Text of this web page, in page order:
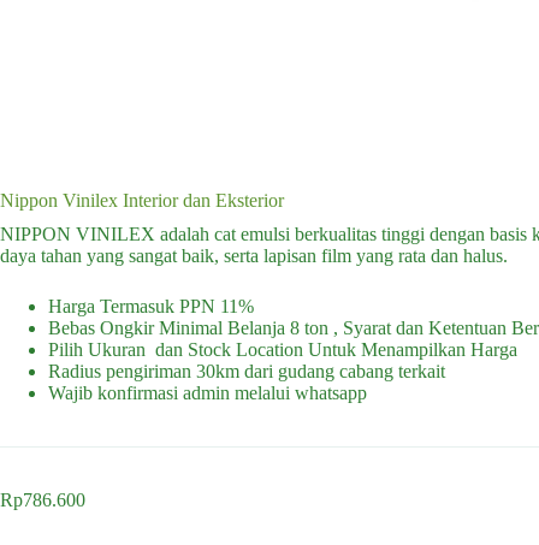
Nippon Vinilex Interior dan Eksterior
NIPPON VINILEX adalah cat emulsi berkualitas tinggi dengan
daya tahan yang sangat baik, serta lapisan film yang rata dan halus.
Harga Termasuk PPN 11%
Bebas Ongkir Minimal Belanja 8 ton , Syarat dan Ketentuan
Pilih Ukuran dan Stock Location Untuk Menampilkan Harga
Radius pengiriman 30km dari gudang cabang terkait
Wajib konfirmasi admin melalui whatsapp
Rp786.600